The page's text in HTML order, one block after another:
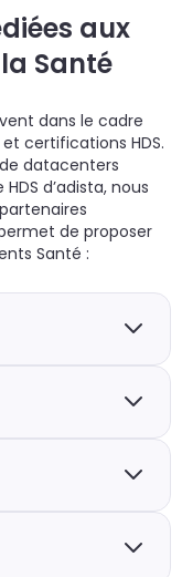
aux
Santé
dans le cadre
certifications HDS.
datacenters
d’adista, nous
de proposer
Santé :
disponibles
de Santé
la
multi Data